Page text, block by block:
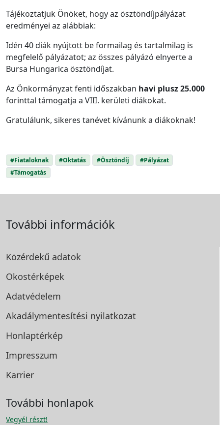
Tájékoztatjuk Önöket, hogy az ösztöndíjpályázat
eredményei az alábbiak:
Idén 40 diák nyújtott be formailag és tartalmilag is
megfelelő pályázatot; az összes pályázó elnyerte a
Bursa Hungarica ösztöndíjat.
Az Önkormányzat fenti időszakban havi plusz 25.000
forinttal támogatja a VIII. kerületi diákokat.
Gratulálunk, sikeres tanévet kívánunk a diákoknak!
#Fiataloknak #Oktatás #Ösztöndíj
#Pályázat
#Támogatás
További információk
Közérdekű adatok
Okostérképek
Adatvédelem
Akadálymentesítési nyilatkozat
Honlaptérkép
Impresszum
Karrier
További honlapok
Vegyél részt!